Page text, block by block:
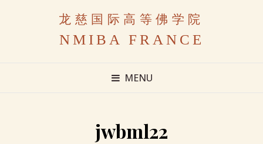
龙慈国际高等佛学院
NMIBA FRANCE
MENU
jwbml22